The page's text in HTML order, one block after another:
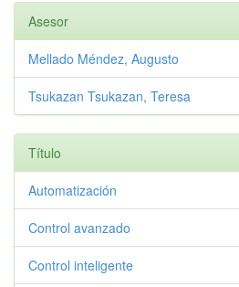
Asesor
Mellado Méndez, Augusto
Tsukazan Tsukazan, Teresa
Título
Automatización
Control avanzado
Control inteligente